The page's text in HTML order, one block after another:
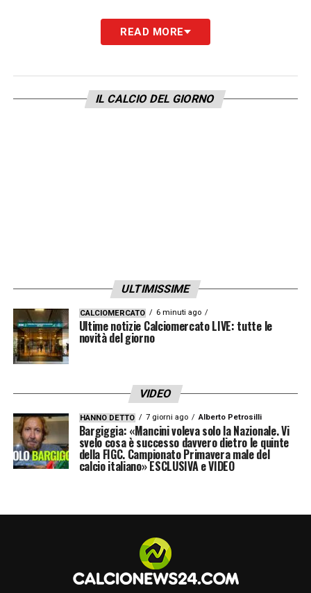
READ MORE
IL CALCIO DEL GIORNO
ULTIMISSIME
CALCIOMERCATO 6 minuti ago
Ultime notizie Calciomercato LIVE: tutte le
novità del giorno
VIDEO
HANNO DETTO 7 giorni ago Alberto Petrosilli
Bargiggia: «Mancini voleva solo la Nazionale. Vi
svelo cosa è successo davvero dietro le quinte
della FIGC. Campionato Primavera male del
calcio italiano» ESCLUSIVA e VIDEO